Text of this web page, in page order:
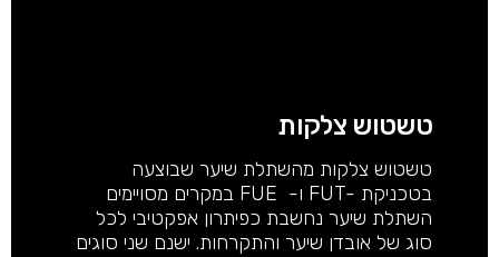
טשטוש צלקות
טשטוש צלקות מהשתלת שיער שבוצעה
בטכניקת -FUT ו- FUE במקרים מסויימים
השתלת שיער נחשבת כפיתרון אפקטיבי לכל
סוג של אובדן שיער והתקרחות. ישנם שני סוגים